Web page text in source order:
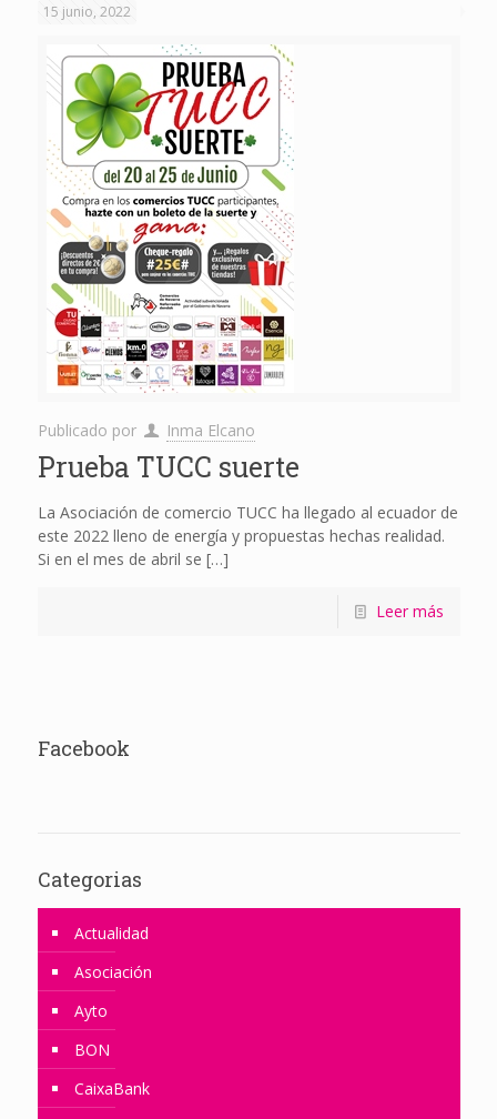
15 junio, 2022
Publicado por Inma Elcano
Prueba TUCC suerte
La Asociación de comercio TUCC ha llegado al ecuador de
este 2022 lleno de energía y propuestas hechas realidad.
Si en el mes de abril se […]
Leer más
Facebook
Categorias
Actualidad
Asociación
Ayto
BON
CaixaBank